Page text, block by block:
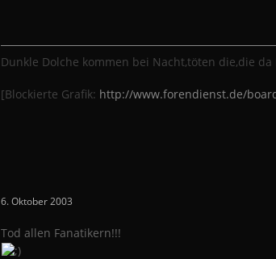
Dunkle Dolche kommen bei Nacht,töten die,die
[Blockierte Grafik: http://www.forendienst.de/
6. Oktober 2003
Tod allen Fanatikern!!!